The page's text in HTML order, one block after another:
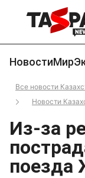
НовостиМир
Все новости
Новости
Из-за
поезда